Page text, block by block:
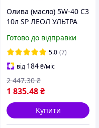
Олива (масло) 5W-40 С3
10л SP ЛЕОЛ УЛЬТРА
Готово до відправки
5.0 (7)
від 184₴/міс
1 835.48₴
2 447.30 ₴
Купити